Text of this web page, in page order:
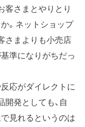
客さまとやりとり
。ネットショップ
さまよりも小売店
準になりがちだっ
応がダイレクトに
開発としても、自
見れるというのは